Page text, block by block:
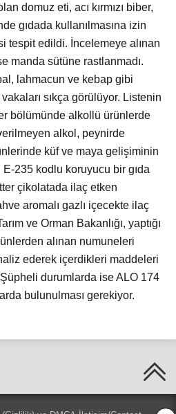
domuz eti, acı kırmızı biber,
gıdada kullanılmasına izin
tespit edildi. İncelemeye alınan
manda sütüne rastlanmadı.
lahmacun ve kebap gibi
sıkça görülüyor. Listenin
bölümünde alkollü ürünlerde
alkol, peynirde
küf ve maya gelişiminin
235 kodlu koruyucu bir gıda
çikolatada ilaç etken
aromalı gazlı içecekte ilaç
ve Orman Bakanlığı, yaptığı
alınan numuneleri
ederek içerdikleri maddeleri
durumlarda ise ALO 174
bulunulması gerekiyor.